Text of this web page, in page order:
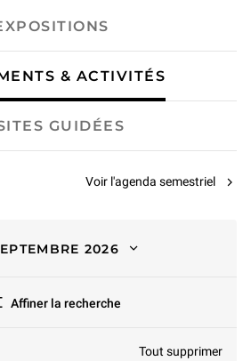
& ACTIVITÉS
GUIDÉES
Voir l'agenda semestriel
2026
Affiner la recherche
Tout supprimer